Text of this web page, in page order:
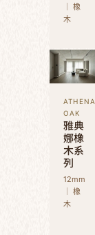
｜ 橡
木
ATHENA
OAK
雅典
娜橡
木系
列
12mm
｜ 橡
木